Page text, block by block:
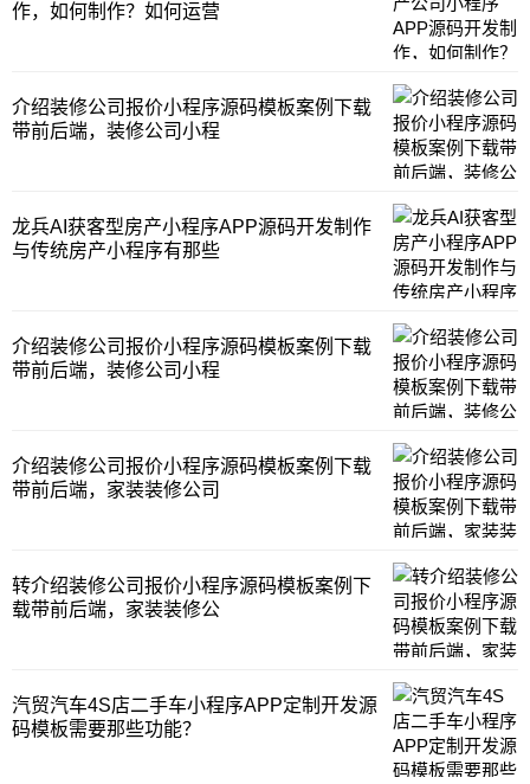
作，如何制作？如何运营
介绍装修公司报价小程序源码模板案例下载
带前后端，装修公司小程
龙兵AI获客型房产小程序APP源码开发制作
与传统房产小程序有那些
介绍装修公司报价小程序源码模板案例下载
带前后端，装修公司小程
介绍装修公司报价小程序源码模板案例下载
带前后端，家装装修公司
转介绍装修公司报价小程序源码模板案例下
载带前后端，家装装修公
汽贸汽车4S店二手车小程序APP定制开发源
码模板需要那些功能？